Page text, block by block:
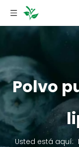
Polvo
Usted está aquí: